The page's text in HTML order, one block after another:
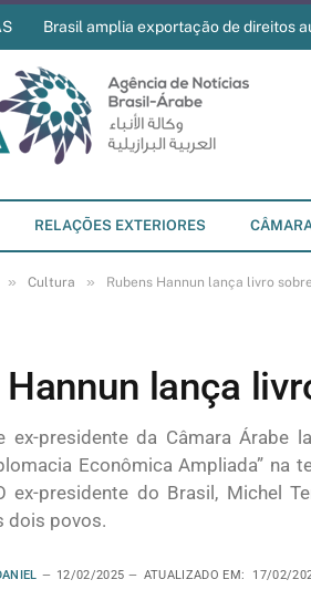
Brasil amplia exportação de direitos
RELAÇÕES EXTERIORES
» Cultura » Rubens Hannun lança livro
lança
ex-presidente da Câmara Árabe
Econômica Ampliada” na
ex-presidente do Brasil, Michel
dois povos.
12/02/2025 ATUALIZADO EM: 17/02/